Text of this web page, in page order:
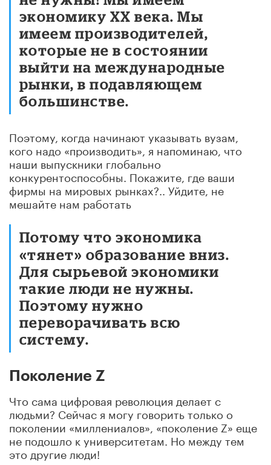
экономику ХХ века. Мы
имеем производителей,
которые не в состоянии
выйти на международные
рынки, в подавляющем
большинстве.
Поэтому, когда начинают указывать вузам,
кого надо «производить», я напоминаю, что
наши выпускники глобально
конкурентоспособны. Покажите, где ваши
фирмы на мировых рынках?.. Уйдите, не
мешайте нам работать
Потому что экономика
«тянет» образование вниз.
Для сырьевой экономики
такие люди не нужны.
Поэтому нужно
переворачивать всю
систему.
Поколение Z
Что сама цифровая революция делает с
людьми? Сейчас я могу говорить только о
поколении «миллениалов», «поколение Z» еще
не подошло к университетам. Но между тем
это другие люди!